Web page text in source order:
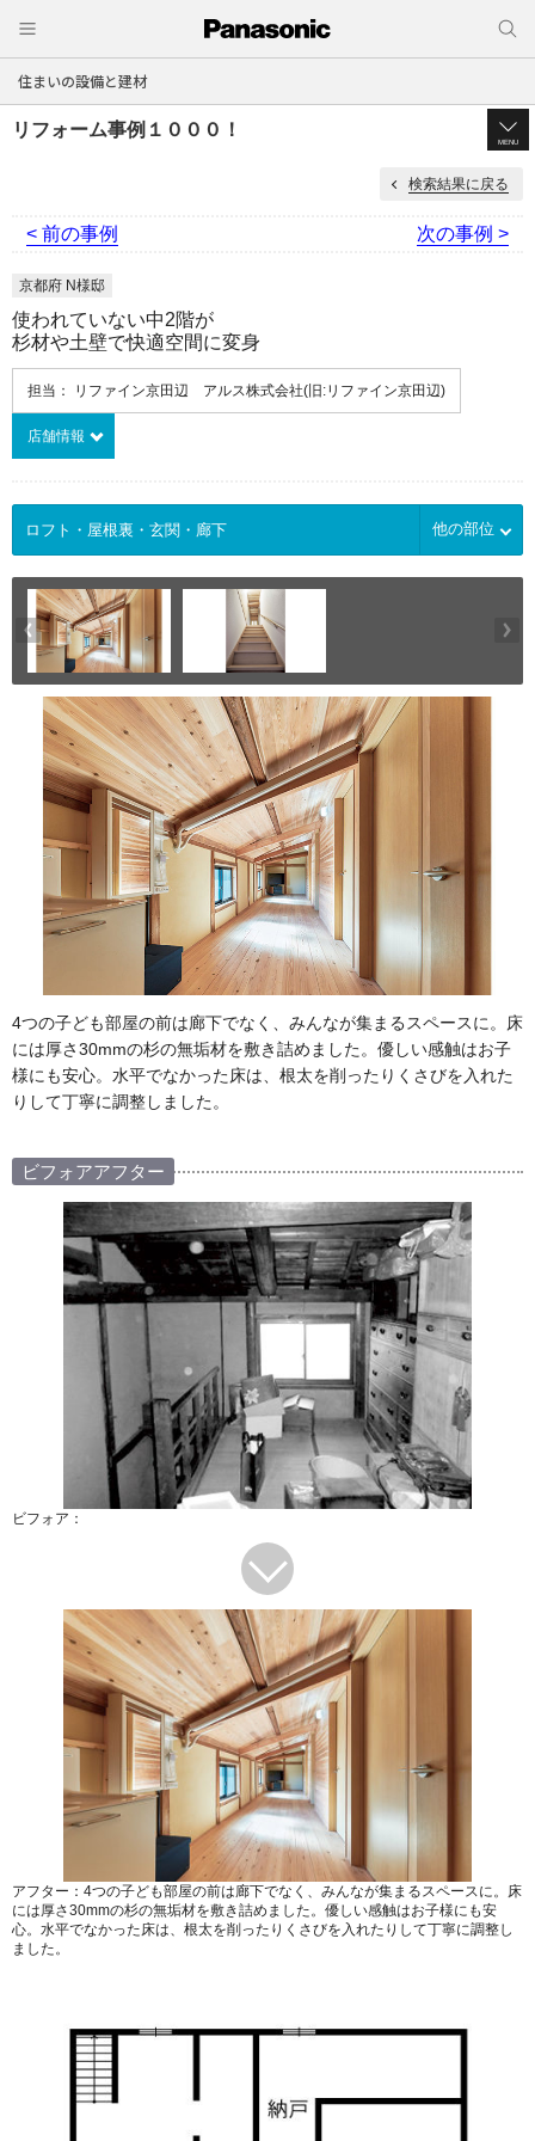
住まいの設備と建材
リフォーム事例１０００！
MENU
検索結果に戻る
< 前の事例 次の事例 >
京都府 N様邸
使われていない中2階が
杉材や土壁で快適空間に変身
担当： リファイン京田辺 アルス株式会社(旧:リファイン京田辺)
店舗情報
他の部位
4つの子ども部屋の前は廊下でなく、みんなが集まるスペースに。床
には厚さ30mmの杉の無垢材を敷き詰めました。優しい感触はお子
様にも安心。水平でなかった床は、根太を削ったりくさびを入れた
りして丁寧に調整しました。
ビフォアアフター
ビフォア：
アフター：4つの子ども部屋の前は廊下でなく、みんなが集まるスペースに。床
には厚さ30mmの杉の無垢材を敷き詰めました。優しい感触はお子様にも安
心。水平でなかった床は、根太を削ったりくさびを入れたりして丁寧に調整し
ました。